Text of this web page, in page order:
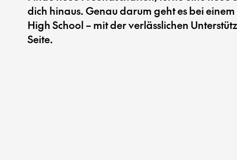
dich hinaus. Genau darum geht es bei
High School – mit der verlässlichen
Seite.